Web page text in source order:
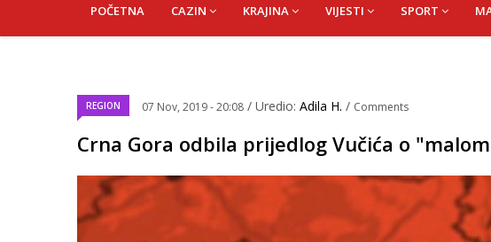
NAVIGATION
POČETNA CAZIN KRAJINA VIJESTI SPORT
REGION 07 Nov, 2019 - 20:08 / Uredio: Adila H. / Comments
Crna Gora odbila prijedlog Vučića o